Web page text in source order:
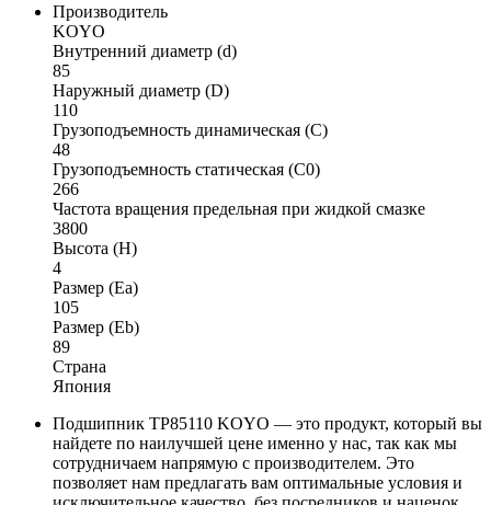
Производитель
KOYO
Внутренний диаметр (d)
85
Наружный диаметр (D)
110
Грузоподъемность динамическая (C)
48
Грузоподъемность статическая (C0)
266
Частота вращения предельная при жидкой смазке
3800
Высота (H)
4
Размер (Ea)
105
Размер (Eb)
89
Страна
Япония
Подшипник TP85110 KOYO — это продукт, который вы
найдете по наилучшей цене именно у нас, так как мы
сотрудничаем напрямую с производителем. Это
позволяет нам предлагать вам оптимальные условия и